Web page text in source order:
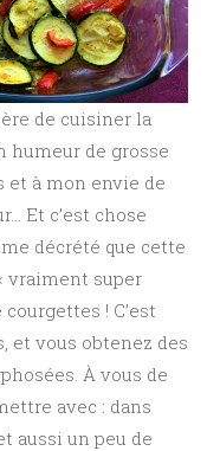
de cuisiner la
humeur de grosse
et à mon envie de
Et c’est chose
décrété que cette
vraiment super
! C’est
et vous obtenez des
À vous de
avec : dans
aussi un peu de